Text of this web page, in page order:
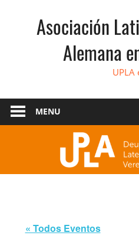
Asociación
Alemana
UPLA
MENU
« Todos Eventos